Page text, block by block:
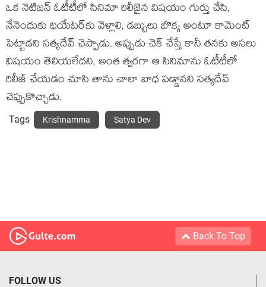
ఒక నెటిజ‌న్ ఓటీటీలో సినిమా రిలీజైన విష‌యం గుర్తు చేసి,
నేనెందుకు థియేట‌ర్‌కు వెళ్లాలి, డ‌బ్బులు బొక్క అంటూ కామెంట్
పెట్టాడ‌ని స‌త్య‌దేవ్ చెప్పాడు. అప్పుడు చెక్ చేస్తే కానీ తన‌కు అస‌లు
విష‌యం తెలియ‌లేద‌ని, అంత త్వ‌ర‌గా ఆ సినిమాను ఓటీటీలో
రిలీజ్ చేయ‌డం చూసి తాను చాలా బాధ ప‌డ్డాన‌ని స‌త్య‌దేవ్
చెప్పుకొచ్చాడు.
Tags Krishnamma Satya Dev
Back To Top
FOLLOW US